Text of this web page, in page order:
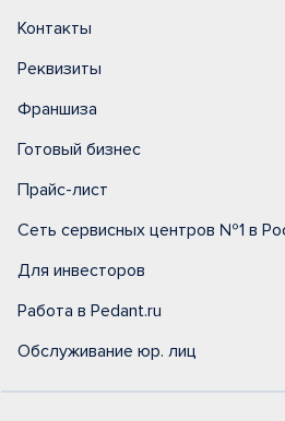
Контакты
Реквизиты
Франшиза
Готовый бизнес
Прайс-лист
Сеть сервисных центров №1 в
Для инвесторов
Работа в Pedant.ru
Обслуживание юр. лиц